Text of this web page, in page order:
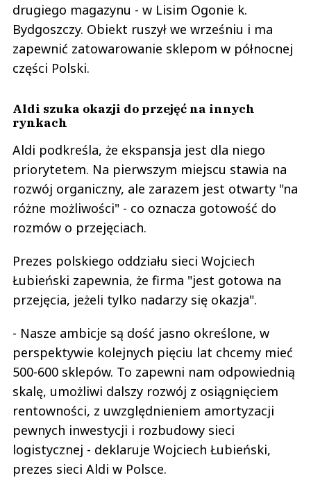
drugiego magazynu - w Lisim Ogonie k.
Bydgoszczy. Obiekt ruszył we wrześniu i ma
zapewnić zatowarowanie sklepom w północnej
części Polski.
Aldi szuka okazji do przejęć na innych
rynkach
Aldi podkreśla, że ekspansja jest dla niego
priorytetem. Na pierwszym miejscu stawia na
rozwój organiczny, ale zarazem jest otwarty "na
różne możliwości" - co oznacza gotowość do
rozmów o przejęciach.
Prezes polskiego oddziału sieci Wojciech
Łubieński zapewnia, że firma "jest gotowa na
przejęcia, jeżeli tylko nadarzy się okazja".
- Nasze ambicje są dość jasno określone, w
perspektywie kolejnych pięciu lat chcemy mieć
500-600 sklepów. To zapewni nam odpowiednią
skalę, umożliwi dalszy rozwój z osiągnięciem
rentowności, z uwzględnieniem amortyzacji
pewnych inwestycji i rozbudowy sieci
logistycznej - deklaruje Wojciech Łubieński,
prezes sieci Aldi w Polsce.